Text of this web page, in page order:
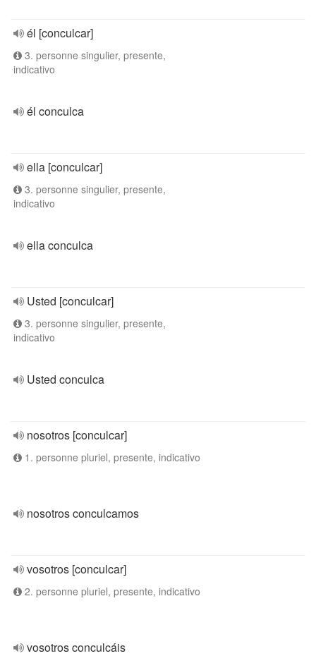
él [conculcar]
3. personne singulier, presente,
indicativo
él conculca
ella [conculcar]
3. personne singulier, presente,
indicativo
ella conculca
Usted [conculcar]
3. personne singulier, presente,
indicativo
Usted conculca
nosotros [conculcar]
1. personne pluriel, presente, indicativo
nosotros conculcamos
vosotros [conculcar]
2. personne pluriel, presente, indicativo
vosotros conculcáis